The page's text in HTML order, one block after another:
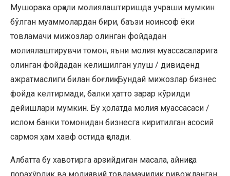
Мушорака орқали молиялаштиришда учраши мумкин
бўлган муаммолардан бири, баъзи ноинсоф ёки
товламачи мижозлар олинган фойдадан
молиялаштирувчи томон, яъни молия муассасаларига
олинган фойдадан келишилган улуш / дивиденд
ажратмаслиги билан боғлиқ. Бундай мижозлар бизнес
фойда келтирмади, балки ҳатто зарар кўрилди
дейишлари мумкин. Бу ҳолатда молия муассасаси /
ислом банки томонидан бизнесга киритилган асосий
сармоя ҳам хавф остида қолади.
Албатта бу хавотирга арзийдиган масала, айниқса